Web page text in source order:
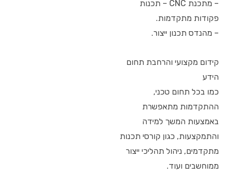
– מתכנת CNC – תכנות
פקודות מתקדמות.
– מהנדס תכנון ייצור.
קידום מקצועי והרחבת תחום
הידע
כמו בכל תחום טכני,
ההתקדמות מתאפשרת
באמצעות המשך למידה
והתמקצעות, כגון קורסי תכנות
מתקדמים, ניהול תהליכי ייצור
ממוחשבים ועוד.